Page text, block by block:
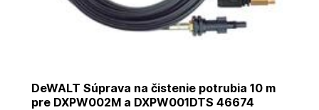
DeWALT Súprava na čistenie potrubia 10 m
pre DXPW002M a DXPW001DTS 46674